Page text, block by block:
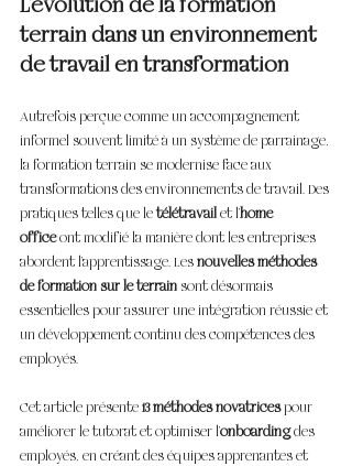
L’évolution de la formation
terrain dans un environnement
de travail en transformation
Autrefois perçue comme un accompagnement
informel souvent limité à un système de parrainage,
la formation terrain se modernise face aux
transformations des environnements de travail. Des
pratiques telles que le télétravail et l’home
office ont modifié la manière dont les entreprises
abordent l’apprentissage. Les nouvelles méthodes
de formation sur le terrain sont désormais
essentielles pour assurer une intégration réussie et
un développement continu des compétences des
employés.
Cet article présente 13 méthodes novatrices pour
améliorer le tutorat et optimiser l’onboarding des
employés, en créant des équipes apprenantes et